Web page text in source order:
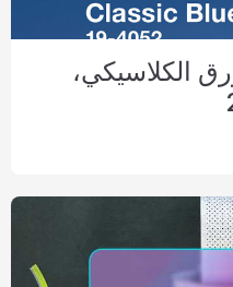
الكلاسيكي،